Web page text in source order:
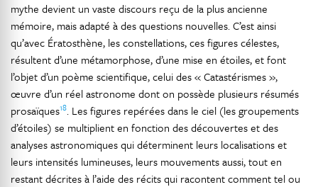
mythe devient un vaste discours reçu de la plus ancienne
mémoire, mais adapté à des questions nouvelles. C’est ainsi
qu’avec Ératosthène, les constellations, ces figures célestes,
résultent d’une métamorphose, d’une mise en étoiles, et font
l’objet d’un poème scientifique, celui des « Catastérismes »,
œuvre d’un réel astronome dont on possède plusieurs résumés
prosaïques18. Les figures repérées dans le ciel (les groupements
d’étoiles) se multiplient en fonction des découvertes et des
analyses astronomiques qui déterminent leurs localisations et
leurs intensités lumineuses, leurs mouvements aussi, tout en
restant décrites à l’aide des récits qui racontent comment tel ou